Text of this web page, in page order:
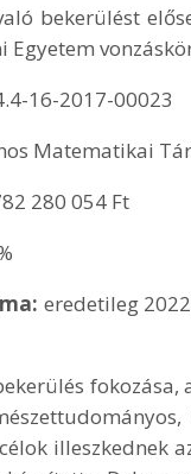
bekerülést
16-2017-00023
Matematikai
280 054 Ft
eredetileg
illeszkednek